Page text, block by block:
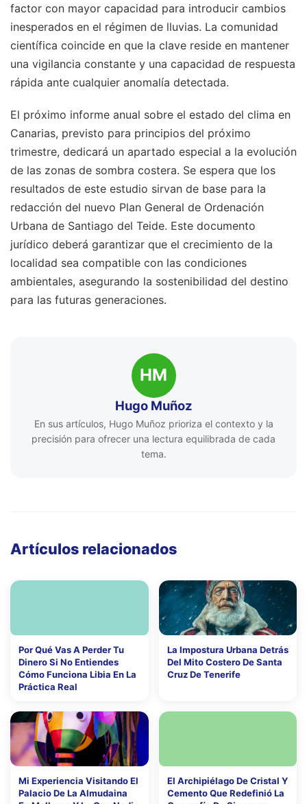
factor con mayor capacidad para introducir cambios
inesperados en el régimen de lluvias. La comunidad
científica coincide en que la clave reside en mantener
una vigilancia constante y una capacidad de respuesta
rápida ante cualquier anomalía detectada.
El próximo informe anual sobre el estado del clima en
Canarias, previsto para principios del próximo
trimestre, dedicará un apartado especial a la evolución
de las zonas de sombra costera. Se espera que los
resultados de este estudio sirvan de base para la
redacción del nuevo Plan General de Ordenación
Urbana de Santiago del Teide. Este documento
jurídico deberá garantizar que el crecimiento de la
localidad sea compatible con las condiciones
ambientales, asegurando la sostenibilidad del destino
para las futuras generaciones.
HM
Hugo Muñoz
En sus artículos, Hugo Muñoz prioriza el contexto y la
precisión para ofrecer una lectura equilibrada de cada
tema.
Artículos relacionados
Por Qué Vas A Perder Tu
Dinero Si No Entiendes
Cómo Funciona Libia En La
Práctica Real
La Impostura Urbana Detrás
Del Mito Costero De Santa
Cruz De Tenerife
Mi Experiencia Visitando El
Palacio De La Almudaina
El Archipiélago De Cristal Y
Cemento Que Redefinió La